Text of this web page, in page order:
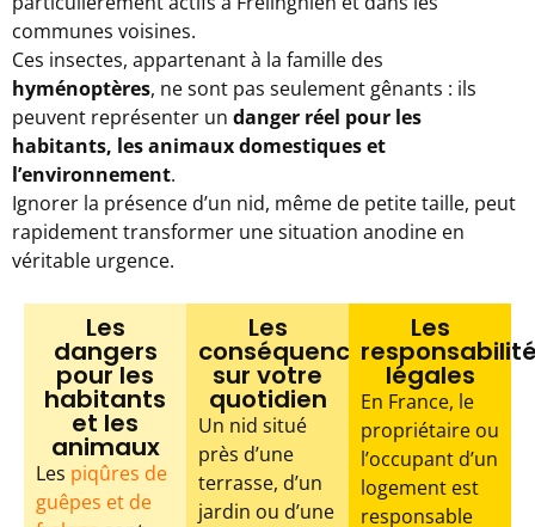
communes voisines.
Ces insectes, appartenant à la famille des
hyménoptères, ne sont pas seulement gênants : ils
peuvent représenter un danger réel pour les
habitants, les animaux domestiques et
l’environnement.
Ignorer la présence d’un nid, même de petite taille, peut
rapidement transformer une situation anodine en
véritable urgence.
Les
dangers
pour les
habitants
et les
animaux
Les piqûres de
guêpes et de
Les
conséquences
sur votre
quotidien
Un nid situé
près d’une
terrasse, d’un
jardin ou d’une
Les
légales
En France, le
propriétaire ou
l’occupant d’un
logement est
responsable